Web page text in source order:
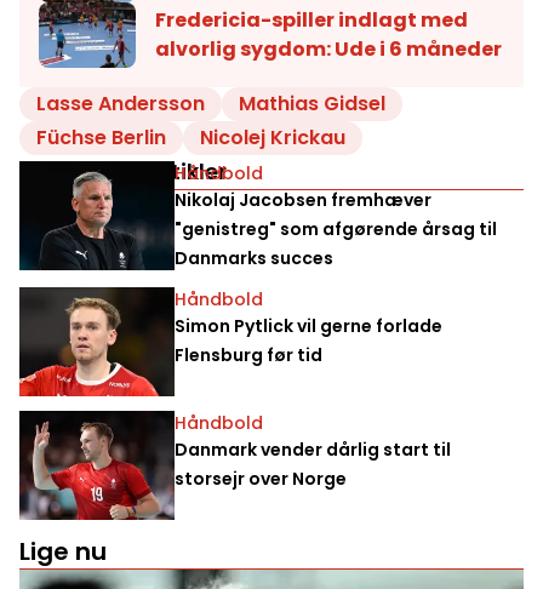
Fredericia-spiller indlagt med
alvorlig sygdom: Ude i 6 måneder
Lasse Andersson
Mathias Gidsel
Füchse Berlin
Nicolej Krickau
Relaterede artikler
Håndbold
Nikolaj Jacobsen fremhæver
"genistreg" som afgørende årsag til
Danmarks succes
Håndbold
Simon Pytlick vil gerne forlade
Flensburg før tid
Håndbold
Danmark vender dårlig start til
storsejr over Norge
Lige nu